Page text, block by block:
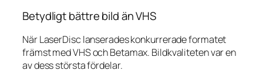
Betydligt bättre bild än VHS
När LaserDisc lanserades konkurrerade formatet
främst med VHS och Betamax. Bildkvaliteten var en
av dess största fördelar.